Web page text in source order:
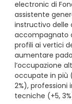
electronic di
assistente
instructivo delle
accompagnato
profili ai vertici
aumentare
l’occupazione
occupate in più
2%), professioni
tecniche (+5,